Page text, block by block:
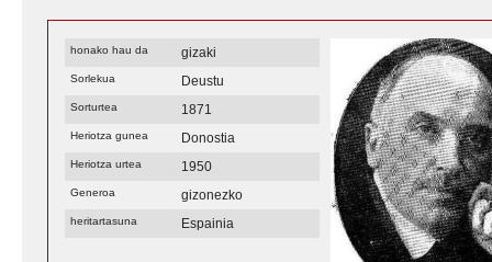
honako hau da gizaki
Sorlekua Deustu
Sorturtea 1871
Heriotza gunea Donostia
Heriotza urtea 1950
Generoa gizonezko
heritartasuna Espainia